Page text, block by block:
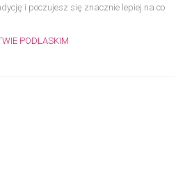
i poczujesz się znacznie lepiej na co
PODLASKIM